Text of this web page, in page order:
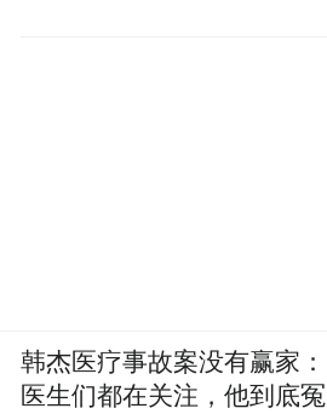
韩杰医疗事故案没有赢家：
医生们都在关注，他到底冤